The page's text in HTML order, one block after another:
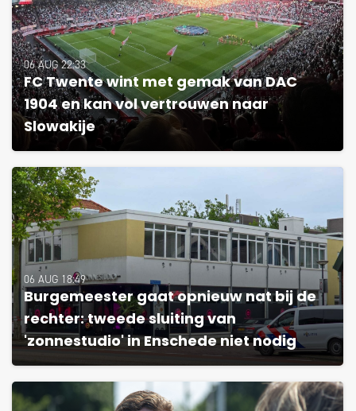
06 AUG 22:33
FC Twente wint met gemak van DAC
1904 en kan vol vertrouwen naar
Slowakije
06 AUG 18:49
Burgemeester gaat opnieuw nat bij de
rechter: tweede sluiting van
'zonnestudio' in Enschede niet nodig